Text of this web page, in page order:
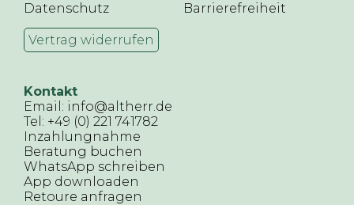
Datenschutz
Barrierefreiheit
Vertrag widerrufen
Kontakt
Email: info@altherr.de
Tel: +49 (0) 221 741782
Inzahlungnahme
Beratung buchen
WhatsApp schreiben
App downloaden
Retoure anfragen